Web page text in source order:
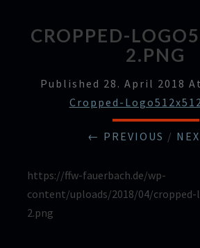
CROPPED-
2.PNG
Published 28. April 2018 At
Cropped-
← PREVIOUS /
https://ffw-fauerbach.de/wp-
content/uploads/2018/04/cropped-
2.png